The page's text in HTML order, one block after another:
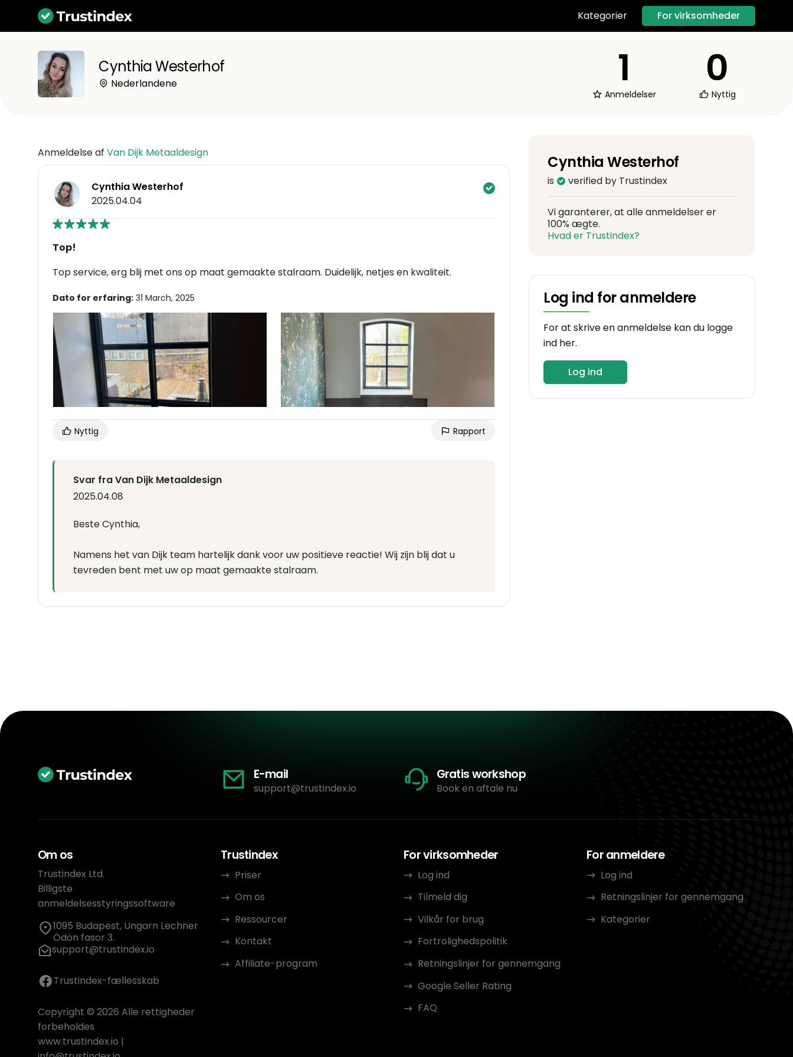
Kategorier For virksomheder
Cynthia Westerhof
Nederlandene 1
Anmeldelser
0
Nyttig
Anmeldelse af Van Dijk Metaaldesign
Cynthia Westerhof
2025.04.04
Top!
Top service, erg blij met ons op maat gemaakte stalraam. Duidelijk, netjes en kwaliteit.
Dato for erfaring: 31 March, 2025
Nyttig Rapport
Svar fra Van Dijk Metaaldesign
2025.04.08
Beste Cynthia,
Namens het van Dijk team hartelijk dank voor uw positieve reactie! Wij zijn blij dat u
tevreden bent met uw op maat gemaakte stalraam.
Cynthia Westerhof
is verified by Trustindex
Vi garanterer, at alle anmeldelser er
100% ægte.
Hvad er Trustindex?
Log ind for anmeldere
For at skrive en anmeldelse kan du logge
ind her.
Log ind
E-mail
support@trustindex.io
Gratis workshop
Book en aftale nu
Om os
Trustindex Ltd.
Billigste
anmeldelsesstyringssoftware
1095 Budapest, Ungarn Lechner
Ödön fasor 3.
support@trustindex.io
Trustindex-fællesskab
Copyright © 2026 Alle rettigheder
forbeholdes
www.trustindex.io |
Trustindex
Priser
Om os
Ressourcer
Kontakt
Affiliate-program
For virksomheder
Log ind
Tilmeld dig
Vilkår for brug
Fortrolighedspolitik
Retningslinjer for gennemgang
Google Seller Rating
FAQ
For anmeldere
Log ind
Retningslinjer for gennemgang
Kategorier